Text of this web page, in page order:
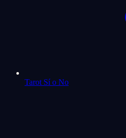
Tarot Sí o No